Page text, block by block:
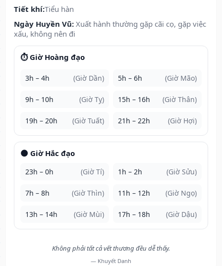
Tiết khí:Tiểu hàn
Ngày Huyền Vũ: Xuất hành thường gặp cãi cọ, gặp việc
xấu, không nên đi
⏱️ Giờ Hoàng đạo
3h – 4h (Giờ Dần) 5h – 6h (Giờ Mão)
9h – 10h (Giờ Tỵ) 15h – 16h (Giờ Thân)
19h – 20h (Giờ Tuất) 21h – 22h (Giờ Hợi)
🌑 Giờ Hắc đạo
23h – 0h (Giờ Tí) 1h – 2h (Giờ Sửu)
7h – 8h (Giờ Thìn) 11h – 12h (Giờ Ngọ)
13h – 14h (Giờ Mùi) 17h – 18h (Giờ Dậu)
Không phải tất cả vết thương đều dễ thấy.
— Khuyết Danh